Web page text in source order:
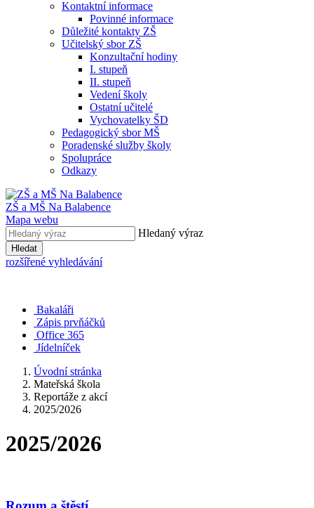
Kontaktní informace
Povinné informace
Důležité kontakty ZŠ
Učitelský sbor ZŠ
Konzultační hodiny
I. stupeň
II. stupeň
Vedení školy
Ostatní učitelé
Vychovatelky ŠD
Pedagogický sbor MŠ
Poradenské služby školy
Spolupráce
Odkazy
ZŠ a MŠ Na Balabence
Mapa webu
Hledaný výraz
Hledat
rozšířené vyhledávání
Bakaláři
Zápis prvňáčků
Office 365
Jídelníček
Úvodní stránka
Mateřská škola
Reportáže z akcí
2025/2026
2025/2026